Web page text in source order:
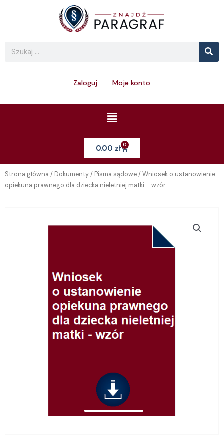
Search
Zaloguj Moje konto
Menu
0.00 zł 0Cart
Strona główna / Dokumenty/ Pisma sądowe/ Wniosek o ustanowienie
opiekuna prawnego dla dziecka nieletniej matki – wzór